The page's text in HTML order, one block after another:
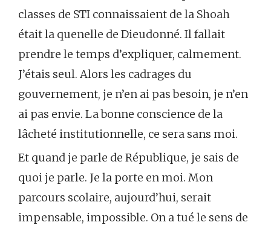
classes de STI connaissaient de la Shoah
était la quenelle de Dieudonné. Il fallait
prendre le temps d’expliquer, calmement.
J’étais seul. Alors les cadrages du
gouvernement, je n’en ai pas besoin, je n’en
ai pas envie. La bonne conscience de la
lâcheté institutionnelle, ce sera sans moi.
Et quand je parle de République, je sais de
quoi je parle. Je la porte en moi. Mon
parcours scolaire, aujourd’hui, serait
impensable, impossible. On a tué le sens de